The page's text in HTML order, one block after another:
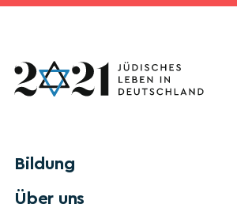
Bildung
Über uns